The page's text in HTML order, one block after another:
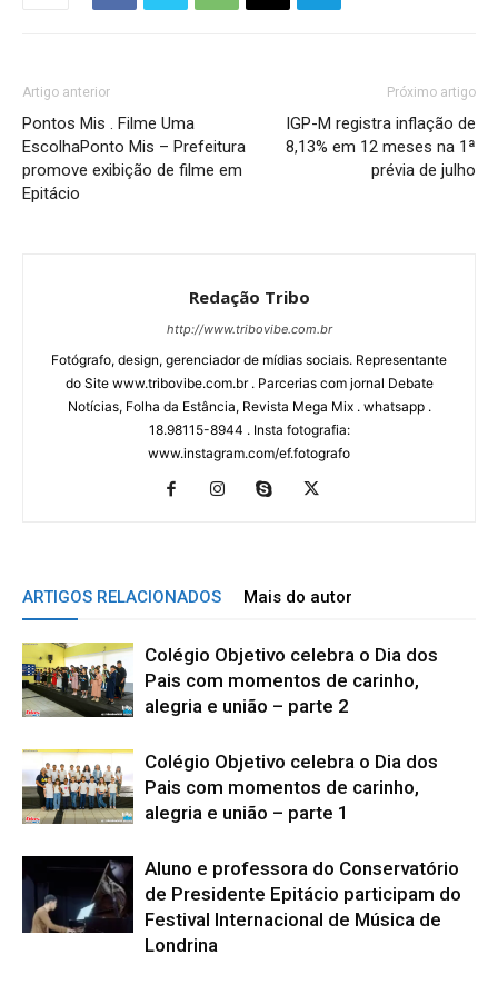
Artigo anterior
Pontos Mis . Filme Uma
EscolhaPonto Mis – Prefeitura
promove exibição de filme em
Epitácio
Próximo artigo
IGP-M registra inflação de
8,13% em 12 meses na 1ª
prévia de julho
Redação Tribo
http://www.tribovibe.com.br
Fotógrafo, design, gerenciador de mídias sociais. Representante
do Site www.tribovibe.com.br . Parcerias com jornal Debate
Notícias, Folha da Estância, Revista Mega Mix . whatsapp .
18.98115-8944 . Insta fotografia:
www.instagram.com/ef.fotografo
ARTIGOS RELACIONADOS Mais do autor
Colégio Objetivo celebra o Dia dos
Pais com momentos de carinho,
alegria e união – parte 2
Colégio Objetivo celebra o Dia dos
Pais com momentos de carinho,
alegria e união – parte 1
Aluno e professora do Conservatório
de Presidente Epitácio participam do
Festival Internacional de Música de
Londrina